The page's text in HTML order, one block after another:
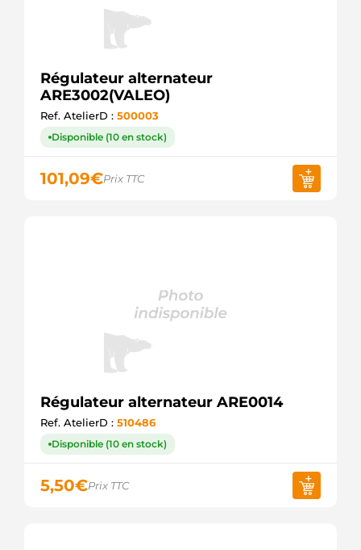
Régulateur alternateur
ARE3002(VALEO)
Ref. AtelierD : 500003
Disponible (10 en stock)
101,09€Prix TTC
Régulateur alternateur ARE0014
Ref. AtelierD : 510486
Disponible (10 en stock)
5,50€Prix TTC